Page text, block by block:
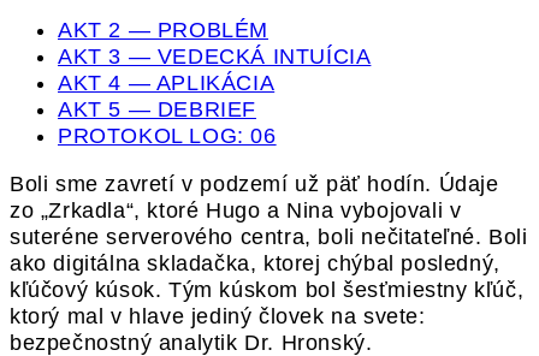
AKT 2 — PROBLÉM
AKT 3 — VEDECKÁ INTUÍCIA
AKT 4 — APLIKÁCIA
AKT 5 — DEBRIEF
PROTOKOL LOG: 06
Boli sme zavretí v podzemí už päť hodín. Údaje
zo „Zrkadla“, ktoré Hugo a Nina vybojovali v
suteréne serverového centra, boli nečitateľné. Boli
ako digitálna skladačka, ktorej chýbal posledný,
kľúčový kúsok. Tým kúskom bol šesťmiestny kľúč,
ktorý mal v hlave jediný človek na svete:
bezpečnostný analytik Dr. Hronský.